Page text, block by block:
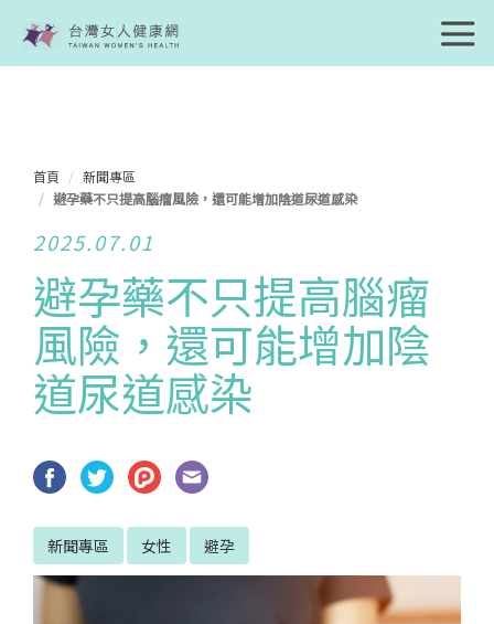
首頁
新聞專區
避孕藥不只提高腦瘤風險，還可能增加陰道尿道感染
2025.07.01
避孕藥不只提高腦瘤
風險，還可能增加陰
道尿道感染
新聞專區 女性 避孕